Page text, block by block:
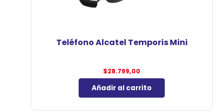
Teléfono Alcatel Temporis Mini
$28.799,00
Añadir al carrito